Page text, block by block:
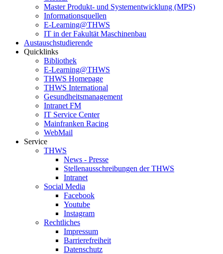
Master Produkt- und Systementwicklung (MPS)
Informationsquellen
E-Learning@THWS
IT in der Fakultät Maschinenbau
Austauschstudierende
Quicklinks
Bibliothek
E-Learning@THWS
THWS Homepage
THWS International
Gesundheitsmanagement
Intranet FM
IT Service Center
Mainfranken Racing
WebMail
Service
THWS
News - Presse
Stellenausschreibungen der THWS
Intranet
Social Media
Facebook
Youtube
Instagram
Rechtliches
Impressum
Barrierefreiheit
Datenschutz